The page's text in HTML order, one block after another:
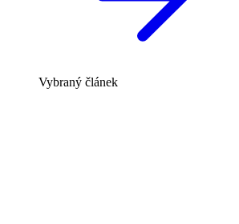
Vybraný článek